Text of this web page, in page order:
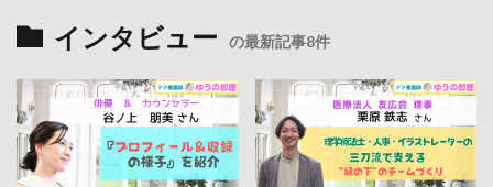
インタビュー の最新記事8件